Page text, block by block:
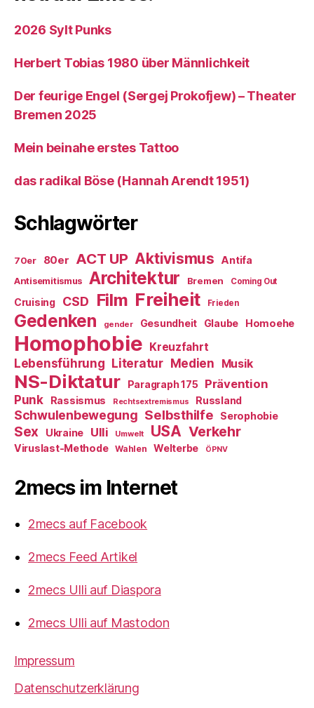
2026 Sylt Punks
Herbert Tobias 1980 über Männlichkeit
Der feurige Engel (Sergej Prokofjew) – Theater
Bremen 2025
Mein beinahe erstes Tattoo
das radikal Böse (Hannah Arendt 1951)
Schlagwörter
70er 80er ACT UP Aktivismus Antifa
Antisemitismus Architektur Bremen Coming Out
Cruising CSD Film Freiheit Frieden
Gedenken gender Gesundheit Glaube Homoehe
Homophobie Kreuzfahrt
Lebensführung Literatur Medien Musik
NS-Diktatur Paragraph 175
Prävention
Punk
Rassismus Rechtsextremismus Russland
Schwulenbewegung Selbsthilfe Serophobie
Sex Ukraine Ulli Umwelt USA Verkehr
Viruslast-Methode Wahlen Welterbe ÖPNV
2mecs im Internet
2mecs auf Facebook
2mecs Feed Artikel
2mecs Ulli auf Diaspora
2mecs Ulli auf Mastodon
Impressum
Datenschutzerklärung